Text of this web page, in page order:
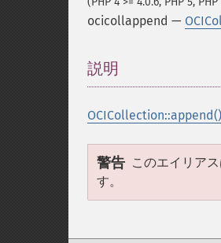
ocicollappend —
説明
OCICollection::append()
警告 このエイリア
す。